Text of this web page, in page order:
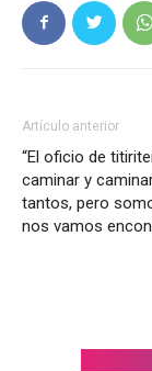
Artículo anterior
“El oficio de
caminar y
tantos, pero
nos vamos